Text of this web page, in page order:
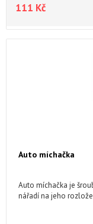
111 Kč
Auto míchačka
Auto míchačka je
nářadí na jeho